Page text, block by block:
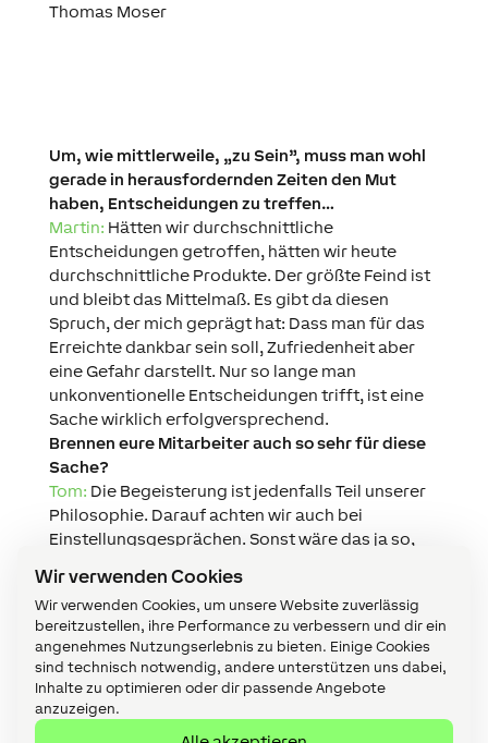
Wir verwenden Cookies
Wir verwenden Cookies, um unsere Website zuverlässig
bereitzustellen, ihre Performance zu verbessern und dir ein
angenehmes Nutzungserlebnis zu bieten. Einige Cookies
sind technisch notwendig, andere unterstützen uns dabei,
Inhalte zu optimieren oder dir passende Angebote
anzuzeigen.
Thomas Moser
Um, wie mittlerweile, „zu Sein”, muss man wohl
gerade in herausfordernden Zeiten den Mut
haben, Entscheidungen zu treffen…
Martin: Hätten wir durchschnittliche
Entscheidungen getroffen, hätten wir heute
durchschnittliche Produkte. Der größte Feind ist
und bleibt das Mittelmaß. Es gibt da diesen
Spruch, der mich geprägt hat: Dass man für das
Erreichte dankbar sein soll, Zufriedenheit aber
eine Gefahr darstellt. Nur so lange man
unkonventionelle Entscheidungen trifft, ist eine
Sache wirklich erfolgversprechend.
Brennen eure Mitarbeiter auch so sehr für diese
Sache?
Tom: Die Begeisterung ist jedenfalls Teil unserer
Philosophie. Darauf achten wir auch bei
Einstellungsgesprächen. Sonst wäre das ja so,
hinter die Theke stellen.
Seit dem Bus-System in deinem Haus, Martin,
isteinige Zeit vergangen. Wie seht ihr den
Bereich Haus- & Gebäudeautomation?
Martin: Das Thema ist nach wie vor zu stark
mit Technik besetzt. Unserer Meinung nach geht